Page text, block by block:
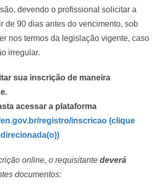
devendo o profissional solicitar a
de 90 dias antes do vencimento, sob
nos termos da legislação vigente, caso
irregular.
sua inscrição de maneira
acessar a plataforma
registro/inscricao (clique
online, o requisitante deverá
documentos: